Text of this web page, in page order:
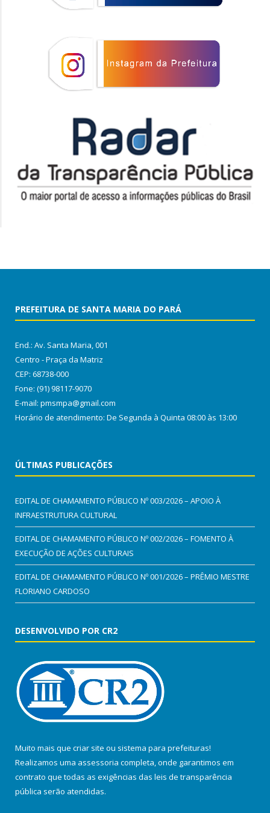
PREFEITURA DE SANTA MARIA DO PARÁ
End.: Av. Santa Maria, 001
Centro - Praça da Matriz
CEP: 68738-000
Fone: (91) 98117-9070
E-mail: pmsmpa@gmail.com
Horário de atendimento: De Segunda à Quinta 08:00 às 13:00
ÚLTIMAS PUBLICAÇÕES
EDITAL DE CHAMAMENTO PÚBLICO Nº 003/2026 – APOIO À
INFRAESTRUTURA CULTURAL
EDITAL DE CHAMAMENTO PÚBLICO Nº 002/2026 – FOMENTO À
EXECUÇÃO DE AÇÕES CULTURAIS
EDITAL DE CHAMAMENTO PÚBLICO Nº 001/2026 – PRÊMIO MESTRE
FLORIANO CARDOSO
DESENVOLVIDO POR CR2
Muito mais que criar site ou sistema para prefeituras!
Realizamos uma assessoria completa, onde garantimos em
contrato que todas as exigências das leis de transparência
pública serão atendidas.